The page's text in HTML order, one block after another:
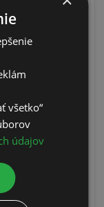
počas doby
Apple
s asistentom na
pri cúvaní)
vozidla)
235/55
všetko“
údajov